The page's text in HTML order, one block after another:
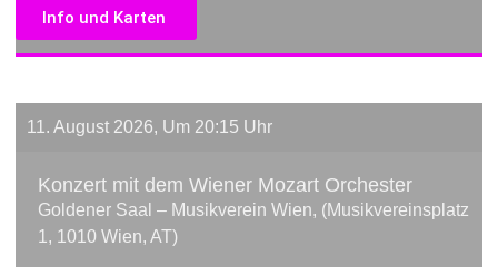
Info und Karten
11. August 2026, Um 20:15 Uhr
Konzert mit dem Wiener Mozart Orchester
Goldener Saal – Musikverein Wien, (Musikvereinsplatz
1, 1010 Wien, AT)